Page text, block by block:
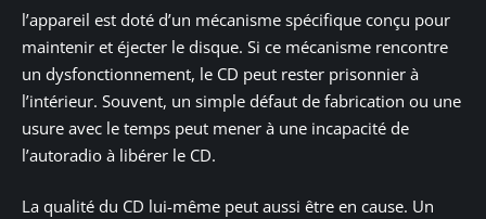
l’appareil est doté d’un mécanisme spécifique conçu pour
maintenir et éjecter le disque. Si ce mécanisme rencontre
un dysfonctionnement, le CD peut rester prisonnier à
l’intérieur. Souvent, un simple défaut de fabrication ou une
usure avec le temps peut mener à une incapacité de
l’autoradio à libérer le CD.
La qualité du CD lui-même peut aussi être en cause. Un